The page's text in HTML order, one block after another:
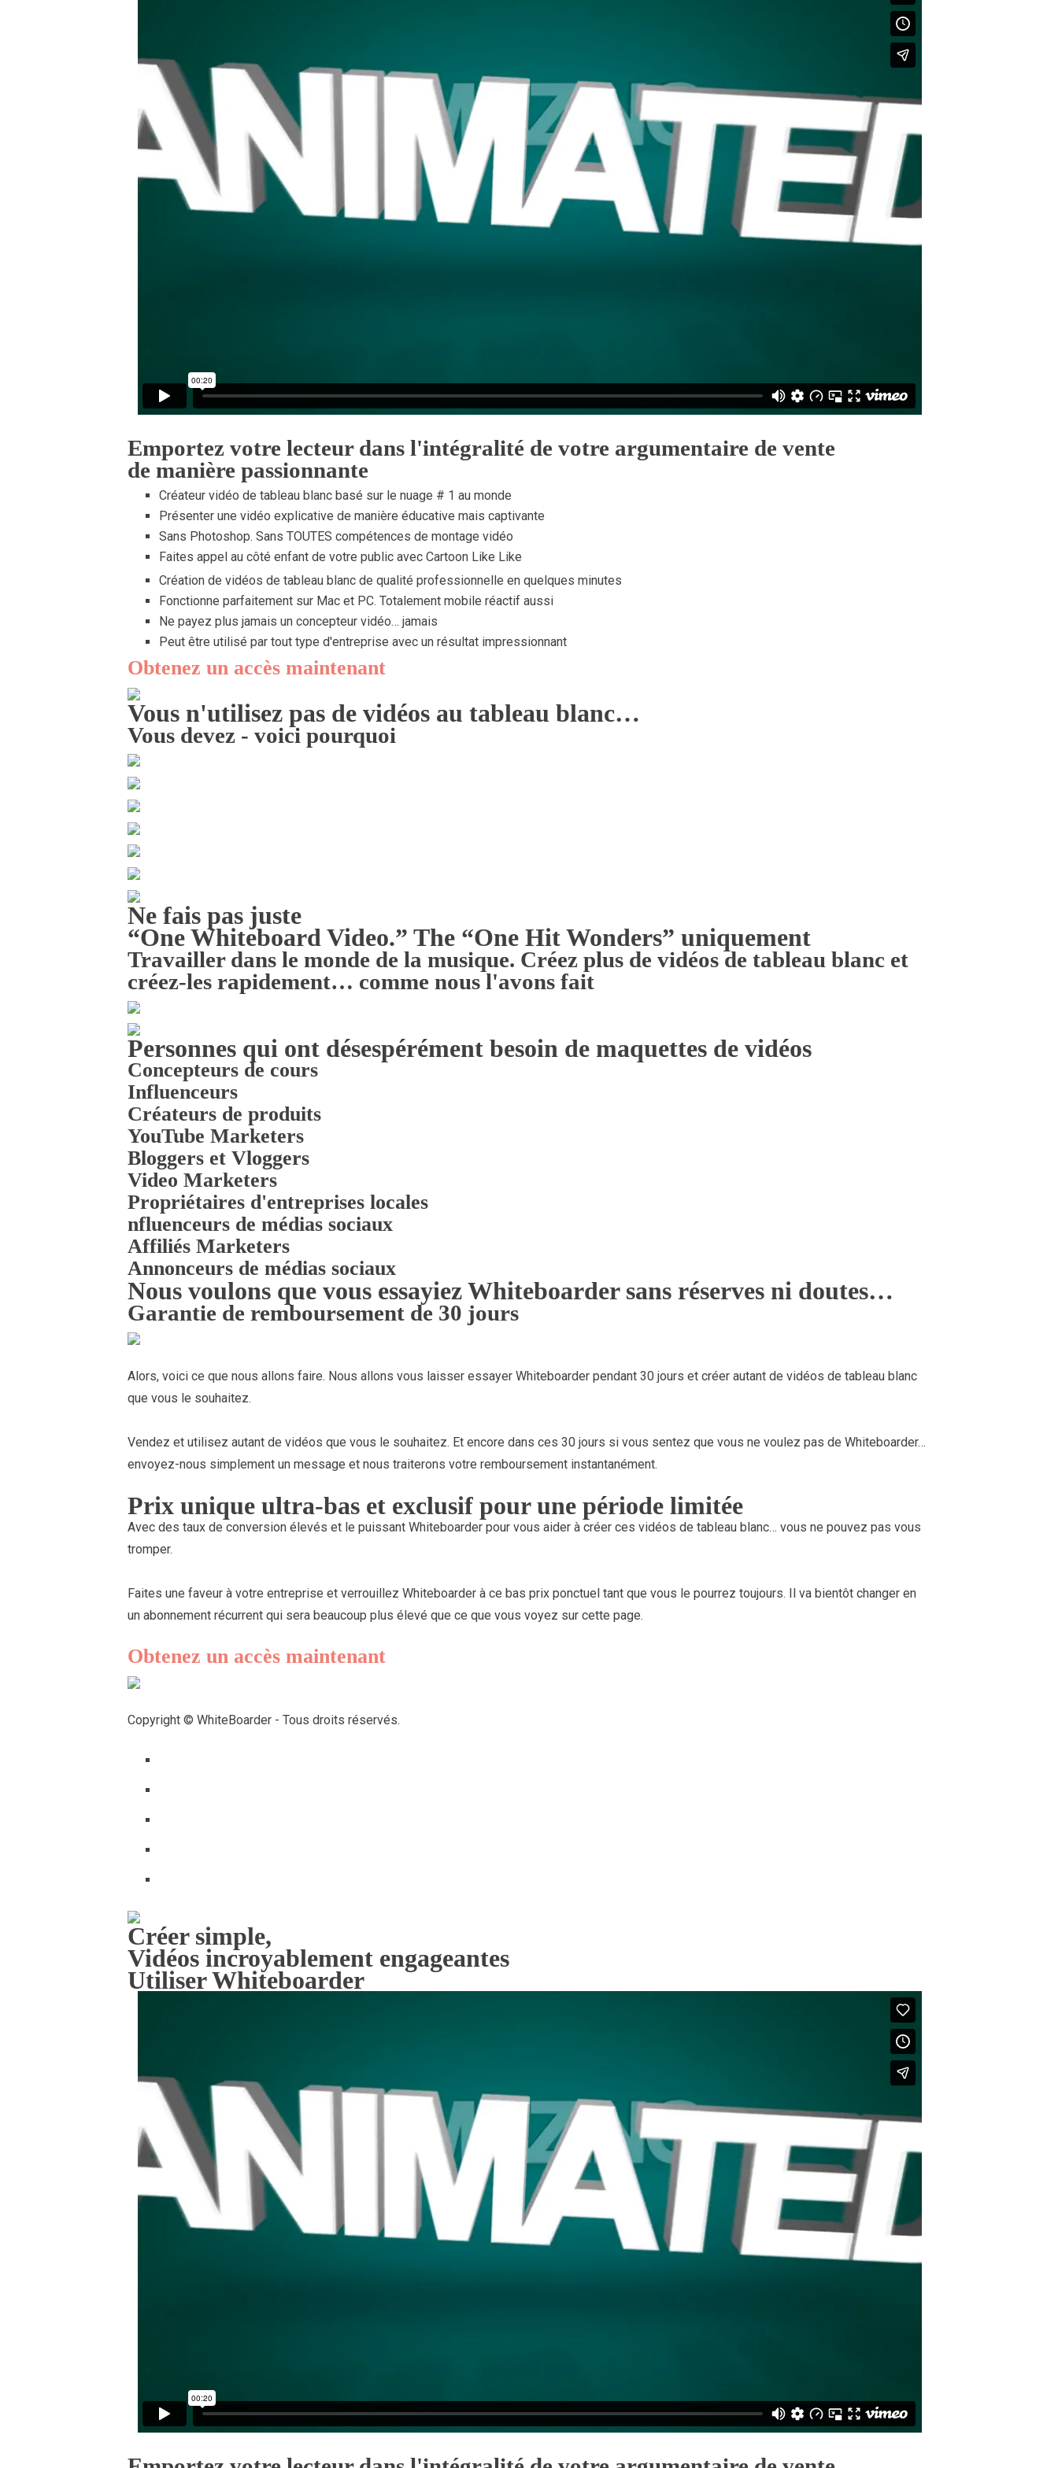
Emportez votre lecteur dans l'intégralité de votre argumentaire de vente
de manière passionnante
Créateur vidéo de tableau blanc basé sur le nuage # 1 au monde
Présenter une vidéo explicative de manière éducative mais captivante
Sans Photoshop. Sans TOUTES compétences de montage vidéo
Faites appel au côté enfant de votre public avec Cartoon Like Like
Création de vidéos de tableau blanc de qualité professionnelle en quelques minutes
Fonctionne parfaitement sur Mac et PC. Totalement mobile réactif aussi
Ne payez plus jamais un concepteur vidéo… jamais
Peut être utilisé par tout type d'entreprise avec un résultat impressionnant
Obtenez un accès maintenant
Vous n'utilisez pas de vidéos au tableau blanc…
Vous devez - voici pourquoi
Ne fais pas juste
“One Whiteboard Video.” The “One Hit Wonders” uniquement
Travailler dans le monde de la musique. Créez plus de vidéos de tableau blanc et
créez-les rapidement… comme nous l'avons fait
Personnes qui ont désespérément besoin de maquettes de vidéos
Concepteurs de cours
Influenceurs
Créateurs de produits
YouTube Marketers
Bloggers et Vloggers
Video Marketers
Propriétaires d'entreprises locales
nfluenceurs de médias sociaux
Affiliés Marketers
Annonceurs de médias sociaux
Nous voulons que vous essayiez Whiteboarder sans réserves ni doutes…
Garantie de remboursement de 30 jours
Alors, voici ce que nous allons faire. Nous allons vous laisser essayer Whiteboarder pendant 30 jours et créer autant de vidéos de tableau blanc
que vous le souhaitez.
Vendez et utilisez autant de vidéos que vous le souhaitez. Et encore dans ces 30 jours si vous sentez que vous ne voulez pas de Whiteboarder…
envoyez-nous simplement un message et nous traiterons votre remboursement instantanément.
Prix ​​unique ultra-bas et exclusif pour une période limitée
Avec des taux de conversion élevés et le puissant Whiteboarder pour vous aider à créer ces vidéos de tableau blanc… vous ne pouvez pas vous
tromper.
Faites une faveur à votre entreprise et verrouillez Whiteboarder à ce bas prix ponctuel tant que vous le pourrez toujours. Il va bientôt changer en
un abonnement récurrent qui sera beaucoup plus élevé que ce que vous voyez sur cette page.
Obtenez un accès maintenant
Copyright © WhiteBoarder - Tous droits réservés.
Créer simple,
Vidéos incroyablement engageantes
Utiliser Whiteboarder